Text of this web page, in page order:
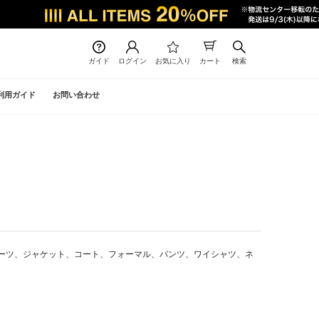
ガイド ログイン お気に入り カート 検索
用ガイド お問い合わせ
ツ、ジャケット、コート、フォーマル、パンツ、ワイシャツ、ネ